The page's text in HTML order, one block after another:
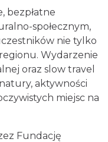
2026-08-07
bezpłatne
społecznym,
nie tylko
Wydarzenie
oraz slow travel
aktywności
miejsc na
Fundację